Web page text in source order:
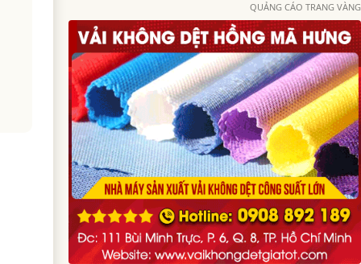
QUẢNG CÁO TRANG VÀNG